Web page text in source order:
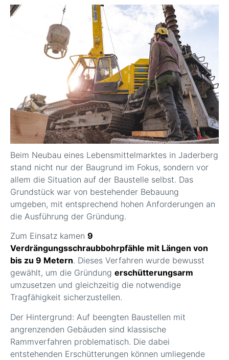
Beim Neubau eines Lebensmittelmarktes in Jaderberg
stand nicht nur der Baugrund im Fokus, sondern vor
allem die Situation auf der Baustelle selbst. Das
Grundstück war von bestehender Bebauung
umgeben, mit entsprechend hohen Anforderungen an
die Ausführung der Gründung.
Zum Einsatz kamen 9
Verdrängungsschraubbohrpfähle mit Längen von
bis zu 9 Metern. Dieses Verfahren wurde bewusst
gewählt, um die Gründung erschütterungsarm
umzusetzen und gleichzeitig die notwendige
Tragfähigkeit sicherzustellen.
Der Hintergrund: Auf beengten Baustellen mit
angrenzenden Gebäuden sind klassische
Rammverfahren problematisch. Die dabei
entstehenden Erschütterungen können umliegende